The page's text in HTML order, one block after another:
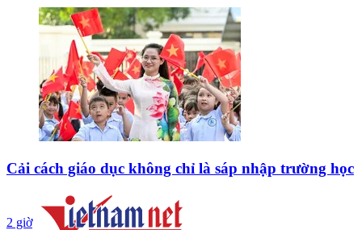
Cải cách giáo dục không chỉ là sáp nhập trường học
2 giờ